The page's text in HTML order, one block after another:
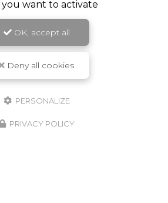
want to activate
OK, accept all
Deny all cookies
PERSONALIZE
PRIVACY POLICY